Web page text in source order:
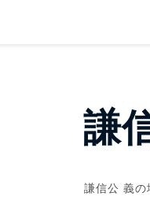
謙
謙信公 義の